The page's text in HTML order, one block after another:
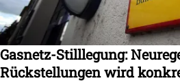
Gasnetz-Stilllegung:
Rückstellungen wird